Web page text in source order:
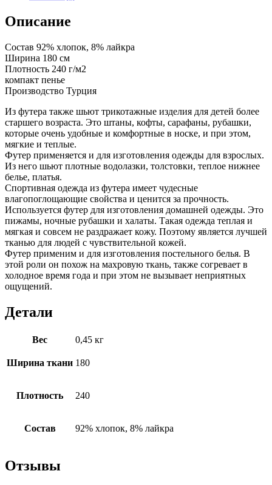
Описание
Состав 92% хлопок, 8% лайкра
Ширина 180 см
Плотность 240 г/м2
компакт пенье
Производство Турция
Из футера также шьют трикотажные изделия для детей более
старшего возраста. Это штаны, кофты, сарафаны, рубашки,
которые очень удобные и комфортные в носке, и при этом,
мягкие и теплые.
Футер применяется и для изготовления одежды для взрослых.
Из него шьют плотные водолазки, толстовки, теплое нижнее
белье, платья.
Спортивная одежда из футера имеет чудесные
влагопоглощающие свойства и ценится за прочность.
Используется футер для изготовления домашней одежды. Это
пижамы, ночные рубашки и халаты. Такая одежда теплая и
мягкая и совсем не раздражает кожу. Поэтому является лучшей
тканью для людей с чувствительной кожей.
Футер применим и для изготовления постельного белья. В
этой роли он похож на махровую ткань, также согревает в
холодное время года и при этом не вызывает неприятных
ощущений.
Детали
Вес 0,45 кг
Ширина ткани 180
Плотность 240
Состав 92% хлопок, 8% лайкра
Отзывы